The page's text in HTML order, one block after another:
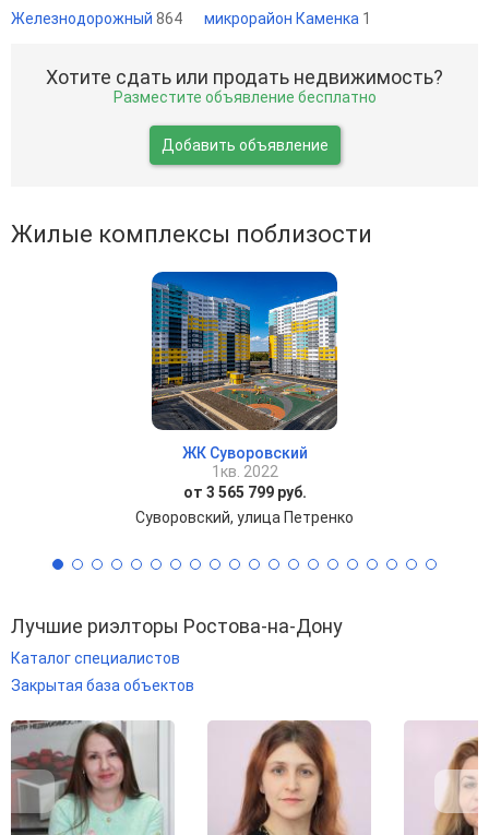
Железнодорожный 864 микрорайон Каменка 1
Хотите сдать или продать недвижимость?
Разместите объявление бесплатно
Добавить объявление
Жилые комплексы поблизости
ЖК Суворовский
1кв. 2022
от 3 565 799 руб.
Суворовский, улица Петренко
Лучшие риэлторы Ростова-на-Дону
Каталог специалистов
Закрытая база объектов